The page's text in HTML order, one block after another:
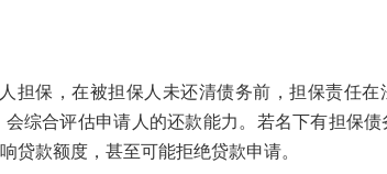
保，在被担保人未还清债务前，担保责任在
综合评估申请人的还款能力。若名下有担保债
贷款额度，甚至可能拒绝贷款申请。